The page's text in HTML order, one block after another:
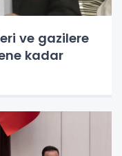
ve gazilere
kadar